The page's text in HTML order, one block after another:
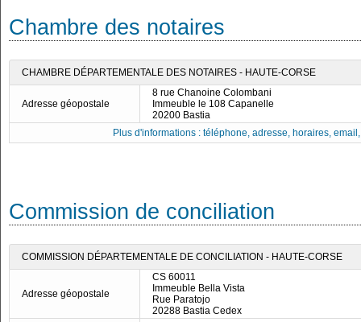
Chambre des notaires
CHAMBRE DÉPARTEMENTALE DES NOTAIRES - HAUTE-CORSE
Adresse géopostale
8 rue Chanoine Colombani
Immeuble le 108 Capanelle
20200 Bastia
Plus d'informations : téléphone, adresse, horaires,
Commission de conciliation
COMMISSION DÉPARTEMENTALE DE CONCILIATION - HAUTE-CORSE
Adresse géopostale
CS 60011
Immeuble Bella Vista
Rue Paratojo
20288 Bastia Cedex